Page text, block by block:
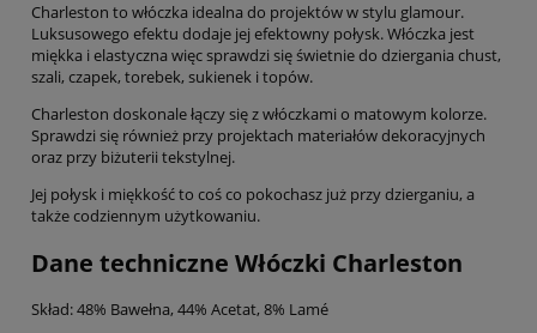
Charleston to włóczka idealna do projektów w stylu glamour.
Luksusowego efektu dodaje jej efektowny połysk. Włóczka jest
miękka i elastyczna więc sprawdzi się świetnie do dziergania chust,
szali, czapek, torebek, sukienek i topów.
Charleston doskonale łączy się z włóczkami o matowym kolorze.
Sprawdzi się również przy projektach materiałów dekoracyjnych
oraz przy biżuterii tekstylnej.
Jej połysk i miękkość to coś co pokochasz już przy dzierganiu, a
także codziennym użytkowaniu.
Dane techniczne Włóczki Charleston
Skład: 48% Bawełna, 44% Acetat, 8% Lamé